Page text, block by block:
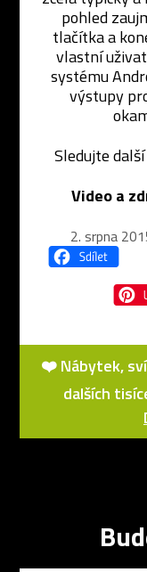
pohled
tlačítka a
vlastní
systému
výstupy
Sledujte
Video a
2. srpna
❤️ Nábytek,
dalších